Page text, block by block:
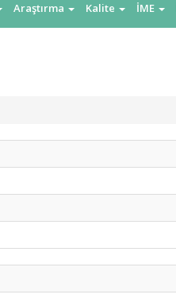
Araştırma Kalite İME